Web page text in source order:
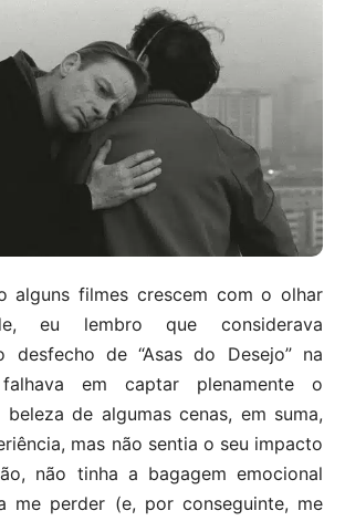
alguns filmes crescem com o olhar
eu lembro que considerava
desfecho de “Asas do Desejo” na
falhava em captar plenamente o
de algumas cenas, em suma,
mas não sentia o seu impacto
não tinha a bagagem emocional
me perder (e, por conseguinte, me